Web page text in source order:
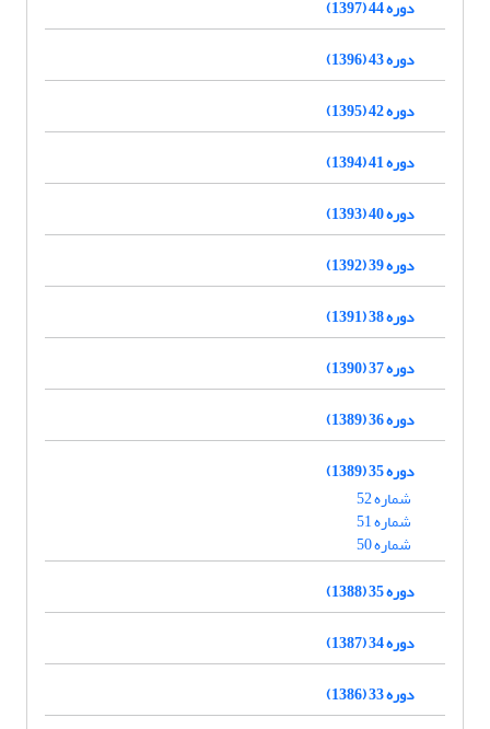
دوره 44 (1397)
دوره 43 (1396)
دوره 42 (1395)
دوره 41 (1394)
دوره 40 (1393)
دوره 39 (1392)
دوره 38 (1391)
دوره 37 (1390)
دوره 36 (1389)
دوره 35 (1389)
شماره 52
شماره 51
شماره 50
دوره 35 (1388)
دوره 34 (1387)
دوره 33 (1386)